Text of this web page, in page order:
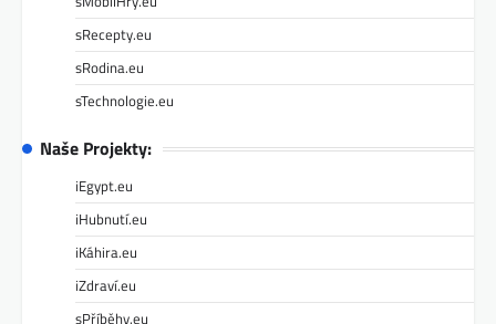
sRecepty.eu
sRodina.eu
sTechnologie.eu
Naše Projekty:
iEgypt.eu
iHubnutí.eu
iKáhira.eu
iZdraví.eu
sPříběhy.eu